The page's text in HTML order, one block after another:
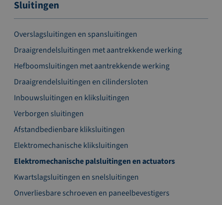
Sluitingen
Overslagsluitingen en spansluitingen
Draaigrendelsluitingen met aantrekkende werking
Hefboomsluitingen met aantrekkende werking
Draaigrendelsluitingen en cilindersloten
Inbouwsluitingen en kliksluitingen
Verborgen sluitingen
Afstandbedienbare kliksluitingen
Elektromechanische kliksluitingen
Elektromechanische palsluitingen en actuators
Kwartslagsluitingen en snelsluitingen
Onverliesbare schroeven en paneelbevestigers